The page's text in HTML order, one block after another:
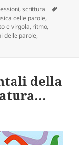
,scrittura
delle parole,
e virgola, ritmo,
delle parole,
ritmo e musica: guide
della